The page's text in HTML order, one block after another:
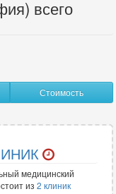
83
всего
Стоимость
медицинский
из 2 клиник